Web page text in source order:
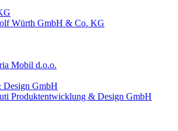
Würth GmbH & Co. KG
Mobil d.o.o.
GmbH
Produktentwicklung & Design GmbH